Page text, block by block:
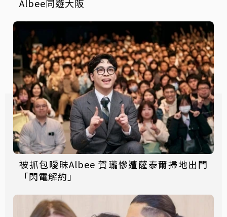
Albee同遊大阪
被抓包曖昧Albee 賀瓏慘遭薩泰爾掃地出門
「閃電解約」